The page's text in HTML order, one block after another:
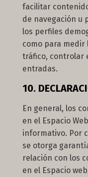
facilitar
de navegación u
los perfiles
como para
tráfico, controlar
entradas.
10.
En general, los
en el Espacio
informativo. Por
se otorga
relación con los
en el Espacio